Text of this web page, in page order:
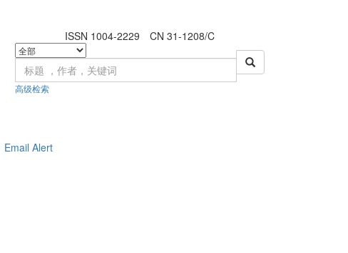
ISSN 1004-2229 CN 31-1208/C
高级检索
Email Alert